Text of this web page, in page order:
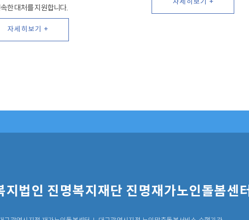
한 대처를 지원합니다.
자세히보기 +
자세히보기 +
지법인 진명복지재단 진명재가노인돌봄센터